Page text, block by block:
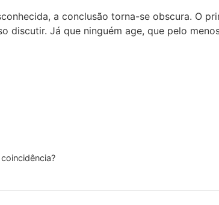
a conclusão torna-se obscura. O
discutir. Já que ninguém age, que pelo